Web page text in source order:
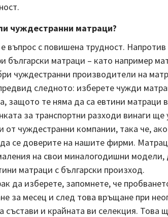
чуждестранни матраци?
въпрос с повишена трудност.
български матраци – като например
чуждестранни производители на
следното: изберете чужди
защото те няма да са евтини матраци
за транспортни разходи винаги ще
от чуждестранни компании, така че,
се доверите на нашите фирми.
на свои миналогодишни
матраци с български произход.
да изберете, запомнете, че
за месец и след това връщане при
състави и крайната ви селекция. Това